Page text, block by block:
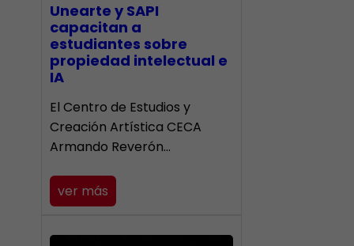
Unearte y SAPI
capacitan a
estudiantes sobre
propiedad intelectual e
IA
El Centro de Estudios y
Creación Artística CECA
Armando Reverón…
ver más